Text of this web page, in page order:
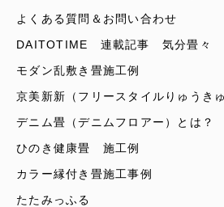
よくある質問＆お問い合わせ
DAITOTIME 連載記事 気分畳々
モダン乱敷き畳施工例
京美新新（フリースタイルりゅうき
デニム畳（デニムフロアー）とは？
ひのき健康畳 施工例
カラー縁付き畳施工事例
たたみっふる